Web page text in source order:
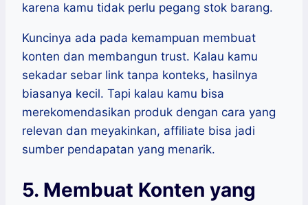
karena kamu tidak perlu pegang stok barang.
Kuncinya ada pada kemampuan membuat
konten dan membangun trust. Kalau kamu
sekadar sebar link tanpa konteks, hasilnya
biasanya kecil. Tapi kalau kamu bisa
merekomendasikan produk dengan cara yang
relevan dan meyakinkan, affiliate bisa jadi
sumber pendapatan yang menarik.
5. Membuat Konten yang